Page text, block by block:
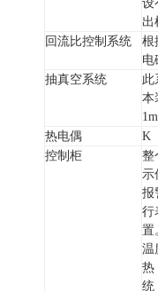
设
出
回流比控制系统
根
电
抽真空系统
此
本
热电偶
K
控制柜
整
示
报
行
置
温
热
统